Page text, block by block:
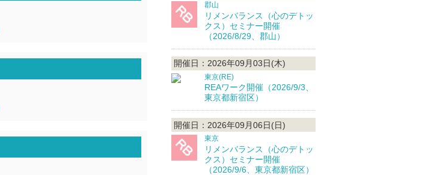
郡山
リメンバランス（心のデトッ
クス）セミナー開催
（2026/8/29、郡山）
開催日：2026年09月03日(木)
東京(RE)
REAワーク開催（2026/9/3、
東京都新宿区）
開催日：2026年09月06日(日)
東京
リメンバランス（心のデトッ
クス）セミナー開催
（2026/9/6、東京都新宿区）